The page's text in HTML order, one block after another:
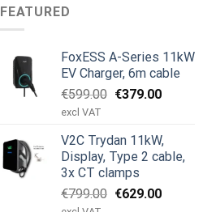
FEATURED
FoxESS A-Series 11kW
EV Charger, 6m cable
€599.00 Den
var:
€599.00.
€379.00Den
er:
€379.00.
excl VAT
V2C Trydan 11kW,
Display, Type 2 cable,
3x CT clamps
€799.00 Den
€629.00Den